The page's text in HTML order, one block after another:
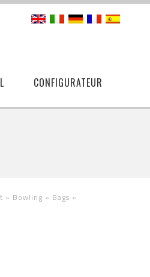
CONFIGURATEUR
» Bowling » Bags »